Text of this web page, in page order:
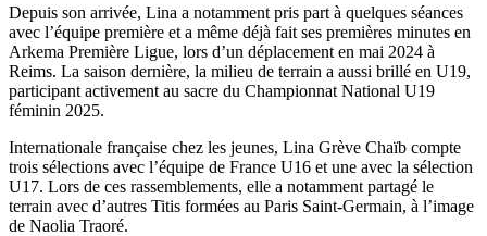
Depuis son arrivée, Lina a notamment pris part à quelques séances
avec l’équipe première et a même déjà fait ses premières minutes en
Arkema Première Ligue, lors d’un déplacement en mai 2024 à
Reims. La saison dernière, la milieu de terrain a aussi brillé en U19,
participant activement au sacre du Championnat National U19
féminin 2025.
Internationale française chez les jeunes, Lina Grève Chaïb compte
trois sélections avec l’équipe de France U16 et une avec la sélection
U17. Lors de ces rassemblements, elle a notamment partagé le
terrain avec d’autres Titis formées au Paris Saint-Germain, à l’image
de Naolia Traoré.